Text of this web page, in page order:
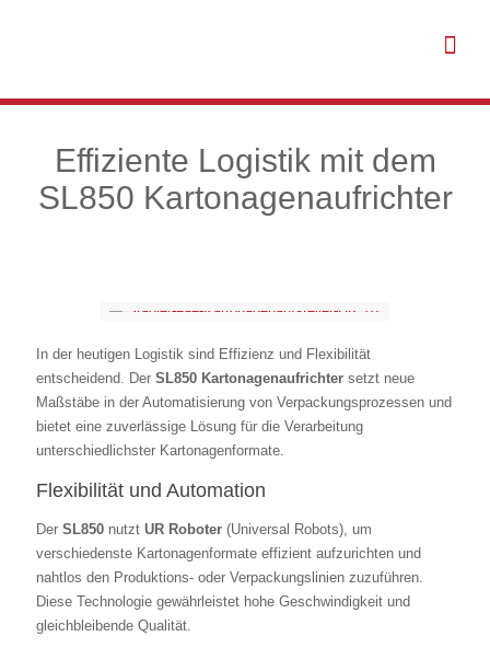
Effiziente Logistik mit dem
SL850 Kartonagenaufrichter
In der heutigen Logistik sind Effizienz und Flexibilität
entscheidend. Der SL850 Kartonagenaufrichter setzt neue
Maßstäbe in der Automatisierung von Verpackungsprozessen und
bietet eine zuverlässige Lösung für die Verarbeitung
unterschiedlichster Kartonagenformate.
Flexibilität und Automation
Der SL850 nutzt UR Roboter (Universal Robots), um
verschiedenste Kartonagenformate effizient aufzurichten und
nahtlos den Produktions- oder Verpackungslinien zuzuführen.
Diese Technologie gewährleistet hohe Geschwindigkeit und
gleichbleibende Qualität.